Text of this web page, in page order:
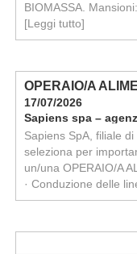
BIOMASSA.
[Leggi tutto]
OPERAIO/A
17/07/2026
Sapiens SpA, filiale di
seleziona per
un/una OPERAIO/A
· Conduzione delle